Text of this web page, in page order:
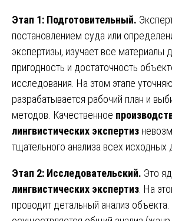
Этап 1: Подготовительный.
постановлением суда или
экспертизы, изучает все материалы
пригодность и достаточность
исследования. На этом этапе
разрабатывается рабочий план и
методов. Качественное
лингвистических экспертиз
тщательного анализа всех исходных
Этап 2: Исследовательский. Это
лингвистических экспертиз . На
проводит детальный анализ объекта.